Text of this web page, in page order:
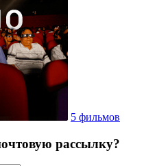
5 фильмов
рассылку?